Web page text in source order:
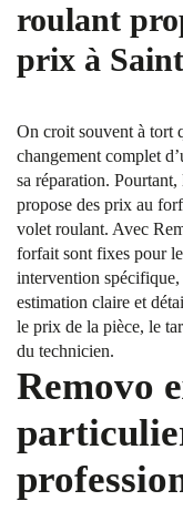
roulant
prix à
On croit souvent à tort
changement complet
sa réparation.
propose des prix au
volet roulant. Avec
forfait sont fixes pour
intervention spécifique,
estimation claire et
le prix de la pièce, le
du technicien.
Removo